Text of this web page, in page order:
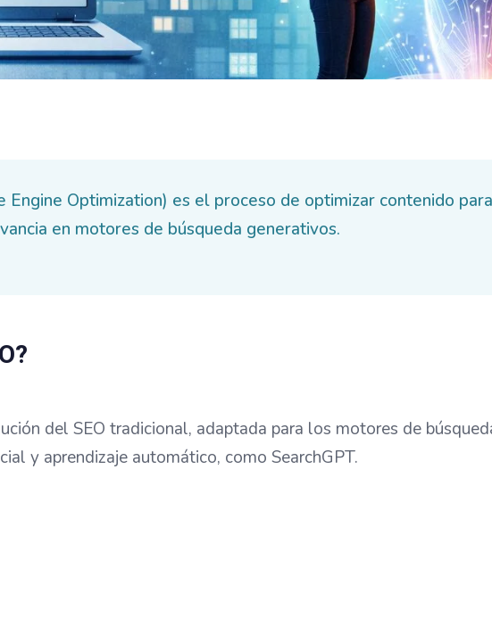
Engine Optimization) es el proceso de optimizar contenido
en motores de búsqueda generativos.
del SEO tradicional, adaptada para los motores de
y aprendizaje automático, como SearchGPT.